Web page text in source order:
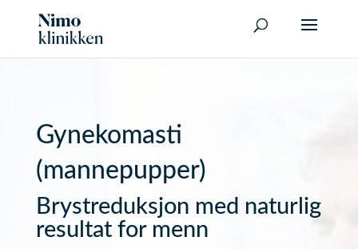
Gynekomasti
(mannepupper)
Brystreduksjon med naturlig
resultat for menn